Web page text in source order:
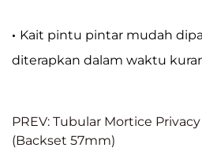
· Kait pintu pintar mudah
diterapkan dalam waktu
PREV: Tubular Mortice
(Backset 57mm)